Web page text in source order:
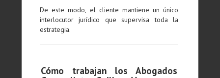
De este modo, el cliente mantiene un único
interlocutor jurídico que supervisa toda la
estrategia.
Cómo trabajan los Abogados